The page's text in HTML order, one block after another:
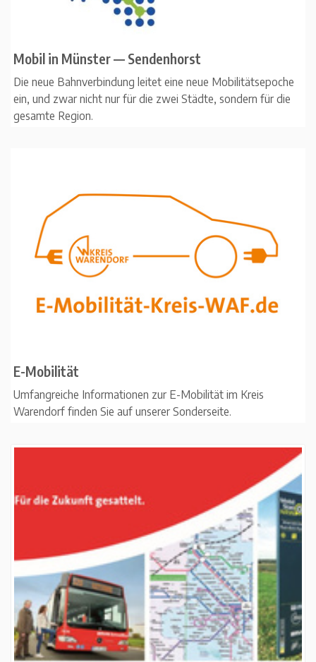
Mobil in Münster — Sendenhorst
Die neue Bahnverbindung leitet eine neue Mobilitätsepoche
ein, und zwar nicht nur für die zwei Städte, sondern für die
gesamte Region.
E-Mobilität
Umfangreiche Informationen zur E-Mobilität im Kreis
Warendorf finden Sie auf unserer Sonderseite.